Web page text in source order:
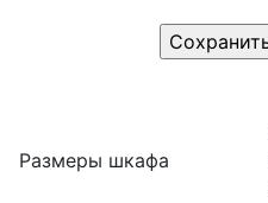
Размеры шкафа